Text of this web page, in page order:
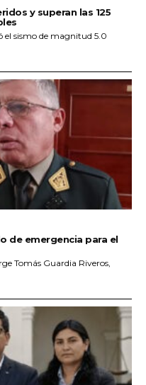
y superan las 125
el sismo de magnitud 5.0
de emergencia para el
Tomás Guardia Riveros,